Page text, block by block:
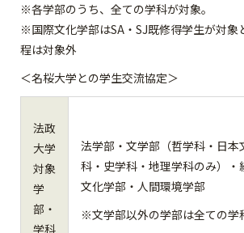
※各学部のうち、全ての学科が対象。
※国際文化学部はSA・SJ既修得学生が対象
程は対象外
＜名桜大学との学生交流協定＞
法政
大学
対象
学
部・
学科
法学部・文学部（哲学科・日本
科・史学科・地理学科のみ）・
文化学部・人間環境学部
※文学部以外の学部は全ての学